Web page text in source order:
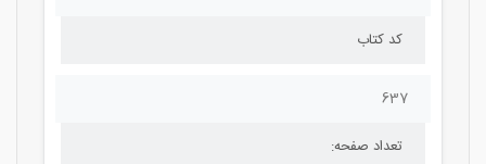
کد کتاب
637
تعداد صفحه: